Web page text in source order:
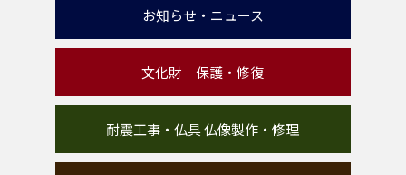
お知らせ・ニュース
文化財 保護・修復
耐震工事・仏具 仏像製作・修理